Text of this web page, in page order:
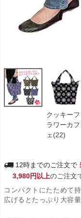
クッキーフ
ラワーカフ
ェ(22)
12時までのご注文で
3,980円以上のご注文
コンパクトにたためて
広げるとたっぷり大容